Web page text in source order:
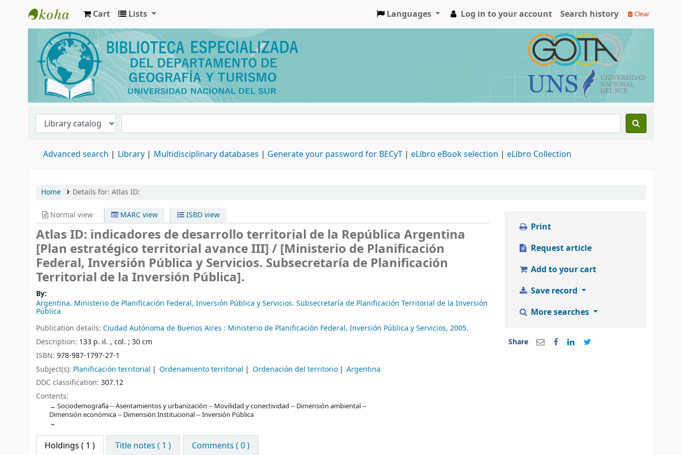
Biblioteca de Geografía y Turismo
Cart Lists Languages Log in to your account Search history Clear
Advanced search Library Multidisciplinary databases | Generate your password for BECyT | eLibro eBook selection | eLibro Collection
Home Details for: Atlas ID:
Normal view MARC view ISBD view
Atlas ID: indicadores de desarrollo territorial de la República Argentina
[Plan estratégico territorial avance III] /[Ministerio de Planificación
Federal, Inversión Pública y Servicios. Subsecretaría de Planificación
Territorial de la Inversión Pública].
By:
Argentina. Ministerio de Planificación Federal, Inversión Pública y Servicios. Subsecretaría de Planificación Territorial de la Inversión
Pública
Publication details: Ciudad Autónoma de Buenos Aires : Ministerio de Planificación Federal, Inversión Pública y Servicios, 2005.
Description: 133 p. il. , col. ; 30 cm
ISBN: 978-987-1797-27-1
Subject(s): Planificación territorial Ordenamiento territorial Ordenación del territorio
Argentina
DDC classification: 307.12
Contents:
Sociodemografía -- Asentamientos y urbanización -- Movilidad y conectividad -- Dimensión ambiental --
Dimensión económica -- Dimensión Institucional -- Inversión Pública
Holdings ( 1 ) Title notes ( 1 ) Comments ( 0 )
Print
Request article
Add to your cart
Save record
More searches
Share